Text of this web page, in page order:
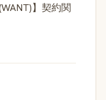
】契約関